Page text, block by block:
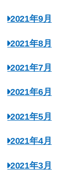
2021年9月
2021年8月
2021年7月
2021年6月
2021年5月
2021年4月
2021年3月